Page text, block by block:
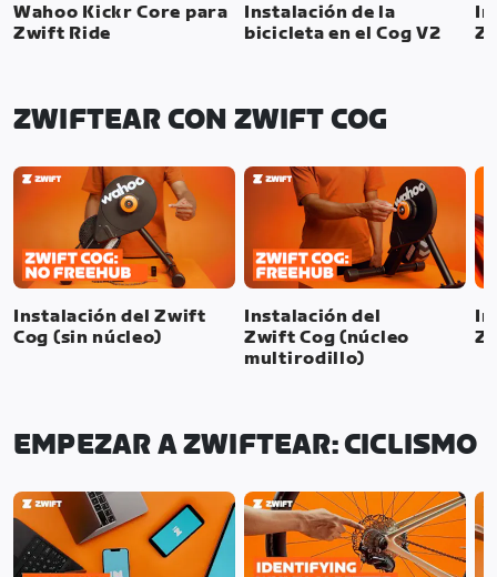
Wahoo Kickr Core para
Zwift Ride
Instalación de la
bicicleta en el Cog V2
ZWIFTEAR CON ZWIFT COG
Instalación del Zwift
Cog (sin núcleo)
Instalación del
Zwift Cog (núcleo
multirodillo)
EMPEZAR A ZWIFTEAR: CICLISMO